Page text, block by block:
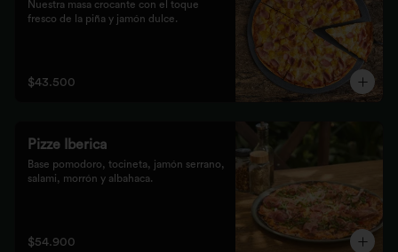
Nuestra masa crocante con el toque
fresco de la piña y jamón dulce.
$43.500
Pizze Iberica
Base pomodoro, tocineta, jamón serrano,
salami, morrón y albahaca.
$54.900